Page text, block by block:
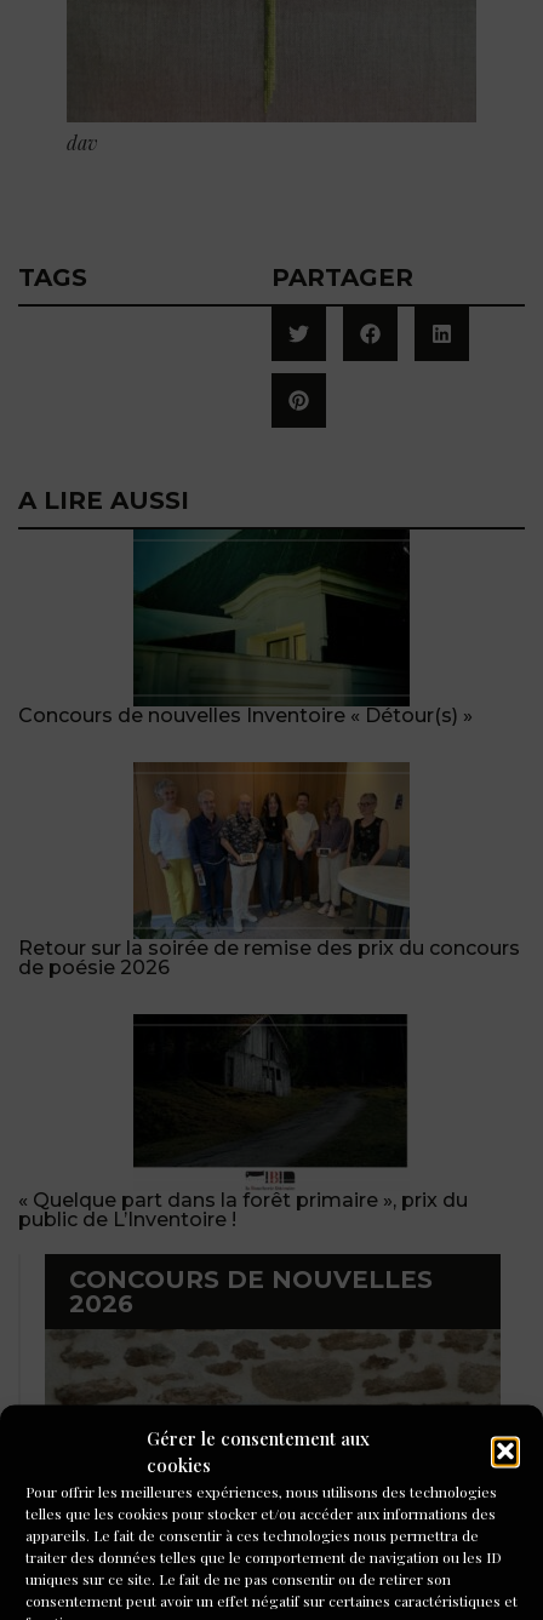
Gérer le consentement aux
cookies
Pour offrir les meilleures expériences, nous utilisons des technologies
telles que les cookies pour stocker et/ou accéder aux informations des
appareils. Le fait de consentir à ces technologies nous permettra de
traiter des données telles que le comportement de navigation ou les ID
uniques sur ce site. Le fait de ne pas consentir ou de retirer son
consentement peut avoir un effet négatif sur certaines caractéristiques et
dav
TAGS PARTAGER
A LIRE AUSSI
Concours de nouvelles Inventoire « Détour(s) »
Retour sur la soirée de remise des prix du concours
de poésie 2026
« Quelque part dans la forêt primaire », prix du
public de L’Inventoire !
CONCOURS DE NOUVELLES
2026